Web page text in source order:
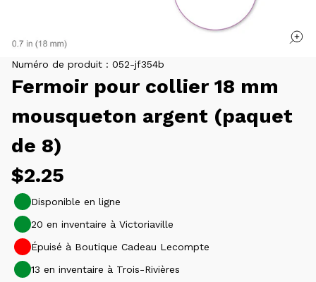
Numéro de produit : 052-jf354b
Fermoir pour collier 18 mm
mousqueton argent (paquet
de 8)
Prix
habituel
$2.25
Disponible en ligne
20 en inventaire à Victoriaville
Épuisé à Boutique Cadeau Lecompte
13 en inventaire à Trois-Rivières